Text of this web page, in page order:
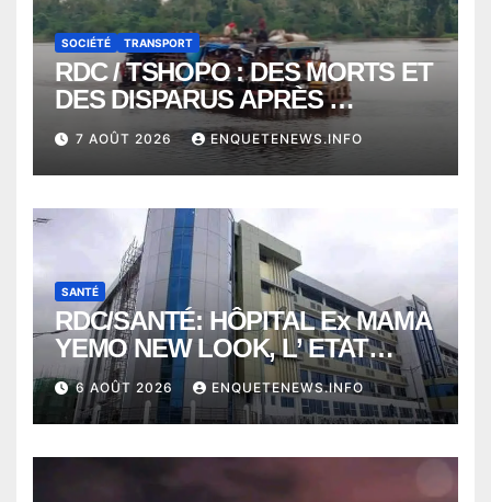
SOCIÉTÉ TRANSPORT
RDC / TSHOPO : DES MORTS ET
DES DISPARUS APRÈS
NAUFRAGE D’UNE BALEINIERE
À QUELQUES KILOMÈTRES DE
KISANGANI
7 AOÛT 2026 ENQUETENEWS.INFO
SANTÉ
RDC/SANTÉ: HÔPITAL Ex MAMA
YEMO NEW LOOK, L’ ETAT
PERD LE CONTROLE
6 AOÛT 2026 ENQUETENEWS.INFO